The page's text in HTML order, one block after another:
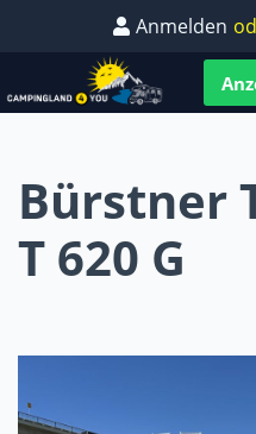
Anmelden
Bürstner
T 620 G